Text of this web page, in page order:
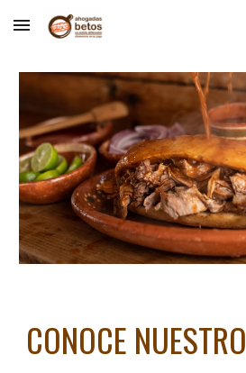
Skip to main content
CONOCE